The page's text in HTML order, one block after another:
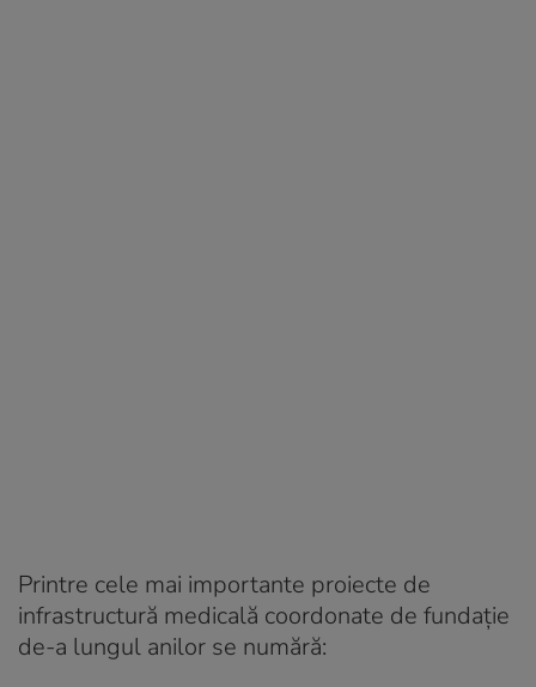
Printre cele mai importante proiecte de
infrastructură medicală coordonate de fundație
de-a lungul anilor se numără: